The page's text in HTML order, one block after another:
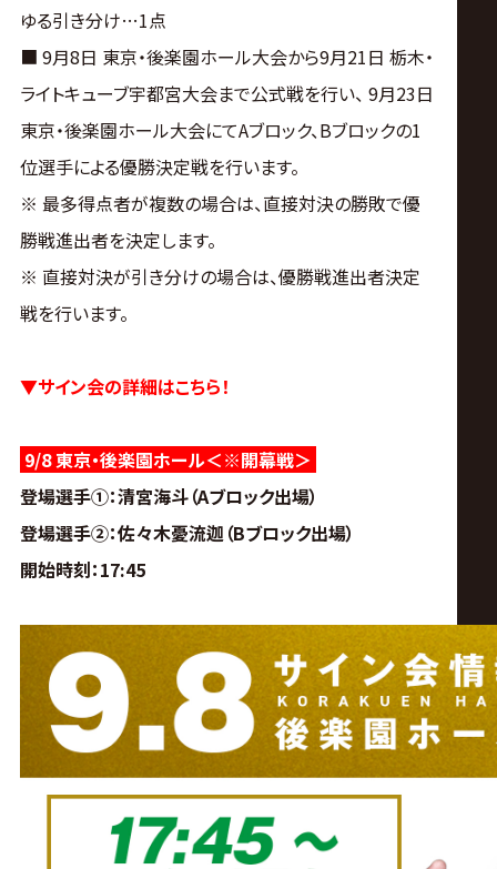
ゆる引き分け…1点
■ 9月8日 東京・後楽園ホール大会から9月21日 栃木・
ライトキューブ宇都宮大会まで公式戦を行い、 9月23日
東京・後楽園ホール大会にてAブロック、Bブロックの1
位選手による優勝決定戦を行います。
※ 最多得点者が複数の場合は、直接対決の勝敗で優
勝戦進出者を決定します。
※ 直接対決が引き分けの場合は、優勝戦進出者決定
戦を行います。
▼サイン会の詳細はこちら！
9/8 東京・後楽園ホール＜※開幕戦＞
登場選手①：清宮海斗（Aブロック出場）
登場選手②：佐々木憂流迦（Bブロック出場）
開始時刻：17:45